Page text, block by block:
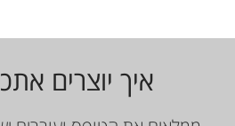
איך יוצרים